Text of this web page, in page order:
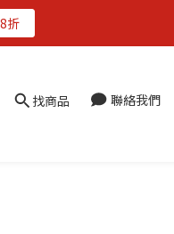
折
找商品 聯絡我們